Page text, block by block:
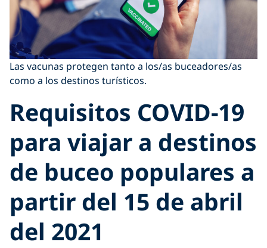
Las vacunas protegen tanto a los/as buceadores/as
como a los destinos turísticos.
Requisitos COVID-19
para viajar a destinos
de buceo populares a
partir del 15 de abril
del 2021